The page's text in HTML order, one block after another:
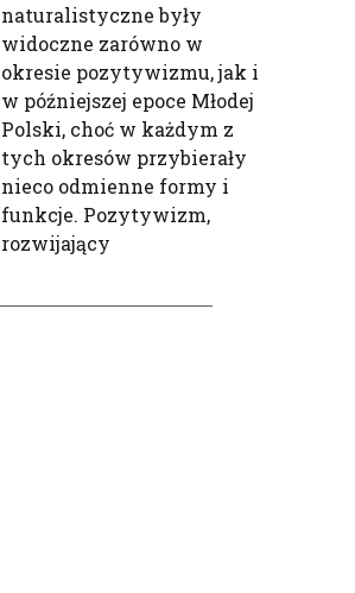
naturalistyczne były
widoczne zarówno w
okresie pozytywizmu, jak i
w późniejszej epoce Młodej
Polski, choć w każdym z
tych okresów przybierały
nieco odmienne formy i
funkcje. Pozytywizm,
rozwijający